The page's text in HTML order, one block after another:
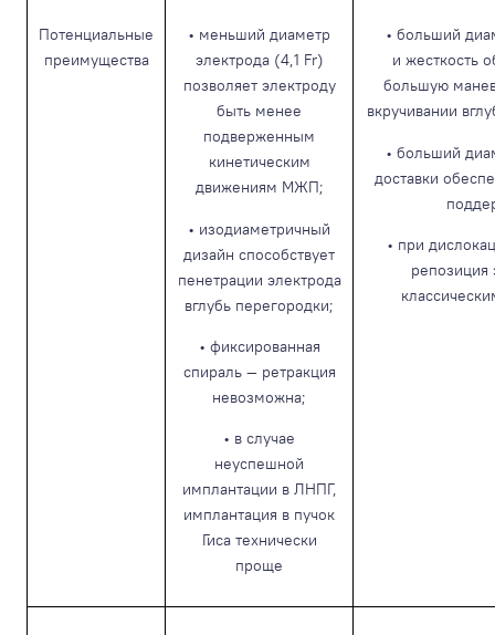
Потенциальные
преимущества
• меньший диаметр
электрода (4,1 Fr)
позволяет электроду
быть менее
подверженным
кинетическим
движениям МЖП;
• изодиаметричный
дизайн способствует
пенетрации электрода
вглубь перегородки;
• фиксированная
спираль — ретракция
невозможна;
• в случае
неуспешной
имплантации в ЛНПГ,
имплантация в пучок
Гиса технически
проще
• больший
и жесткость
большую
вкручивании
• больший
доставки
• при
репозиция